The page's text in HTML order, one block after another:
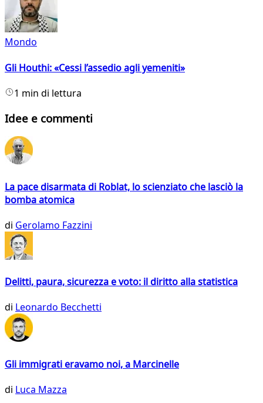
Mondo
Gli Houthi: «Cessi l’assedio agli yemeniti»
1 min di lettura
Idee e commenti
La pace disarmata di Roblat, lo scienziato che lasciò la
bomba atomica
di Gerolamo Fazzini
Delitti, paura, sicurezza e voto: il diritto alla statistica
di Leonardo Becchetti
Gli immigrati eravamo noi, a Marcinelle
di Luca Mazza